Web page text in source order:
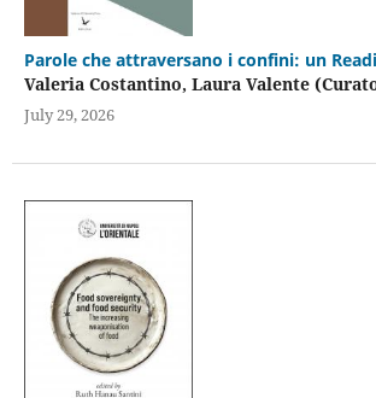
Parole che attraversano i confini: un
Valeria Costantino, Laura Valente
July 29, 2026